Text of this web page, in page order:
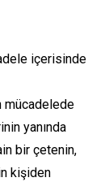
içerisinde
mücadelede
yanında
bir çetenin,
kişiden